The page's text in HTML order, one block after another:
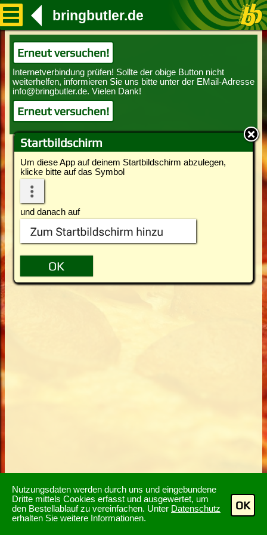
Nutzungsdaten werden durch uns und eingebundene
Dritte mittels Cookies erfasst und ausgewertet, um
den Bestellablauf zu vereinfachen. Unter Datenschutz
erhalten Sie weitere Informationen.
OK
Startbildschirm
Um diese App auf deinem Startbildschirm abzulegen,
klicke bitte auf das Symbol
und danach auf
bringbutler.de
Erneut versuchen!
Erneut versuchen!